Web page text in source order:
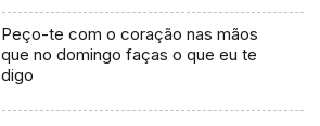
Peço-te com o coração nas mãos
que no domingo faças o que eu te
digo